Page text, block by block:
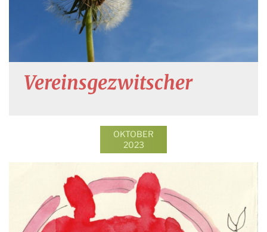
Vereinsgezwitscher
OKTOBER
2023